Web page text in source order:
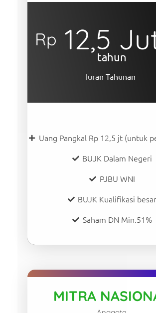
Rp 12,5
tahun
Iuran Tahunan
Uang Pangkal Rp 12,5 jt (untuk
BUJK Dalam Negeri
PJBU WNI
BUJK Kualifikasi besar
Saham DN Min.51%
MITRA